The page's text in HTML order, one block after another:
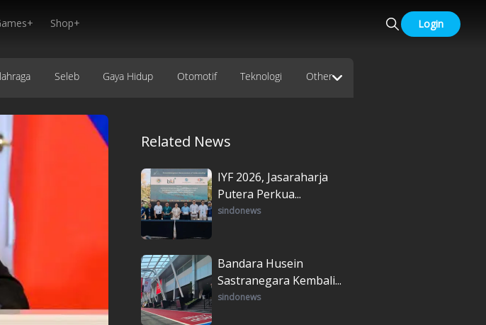
Shop+ Login
Seleb Gaya Hidup Otomotif Teknologi Other
Related News
IYF 2026, Jasaraharja
Putera Perkua...
sindonews
Bandara Husein
Sastranegara Kembali...
sindonews